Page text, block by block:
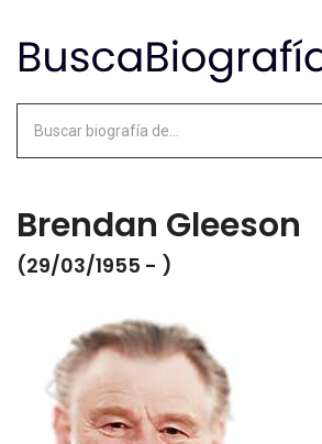
Brendan Gleeson
(29/03/1955 - )